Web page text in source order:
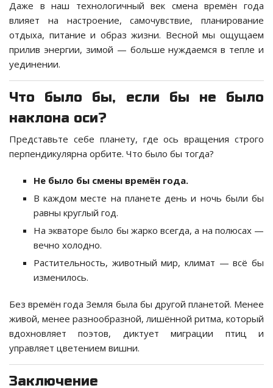
Даже в наш технологичный век смена времён года
влияет на настроение, самочувствие, планирование
отдыха, питание и образ жизни. Весной мы ощущаем
прилив энергии, зимой — больше нуждаемся в тепле и
уединении.
Что было бы, если бы не было
наклона оси?
Представьте себе планету, где ось вращения строго
перпендикулярна орбите. Что было бы тогда?
Не было бы смены времён года.
В каждом месте на планете день и ночь были бы
равны круглый год.
На экваторе было бы жарко всегда, а на полюсах —
вечно холодно.
Растительность, животный мир, климат — всё бы
изменилось.
Без времён года Земля была бы другой планетой. Менее
живой, менее разнообразной, лишённой ритма, который
вдохновляет поэтов, диктует миграции птиц и
управляет цветением вишни.
Заключение